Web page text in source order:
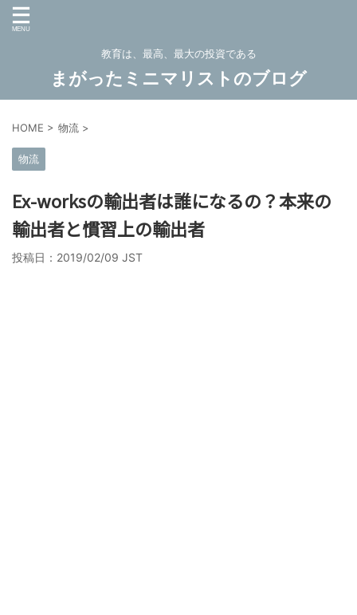
教育は、最高、最大の投資である
まがったミニマリストのブログ
HOME > 物流 >
物流
Ex-worksの輸出者は誰になるの？本来の
輸出者と慣習上の輸出者
投稿日： 2019/02/09 JST